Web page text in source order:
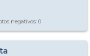
negativos: 0